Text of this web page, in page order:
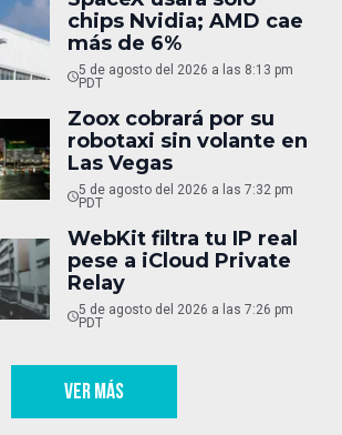
chips Nvidia; AMD cae
más de 6%
5 de agosto del 2026 a las 8:13 pm
PDT
Zoox cobrará por su
robotaxi sin volante en
Las Vegas
5 de agosto del 2026 a las 7:32 pm
PDT
WebKit filtra tu IP real
pese a iCloud Private
Relay
5 de agosto del 2026 a las 7:26 pm
PDT
VER MÁS